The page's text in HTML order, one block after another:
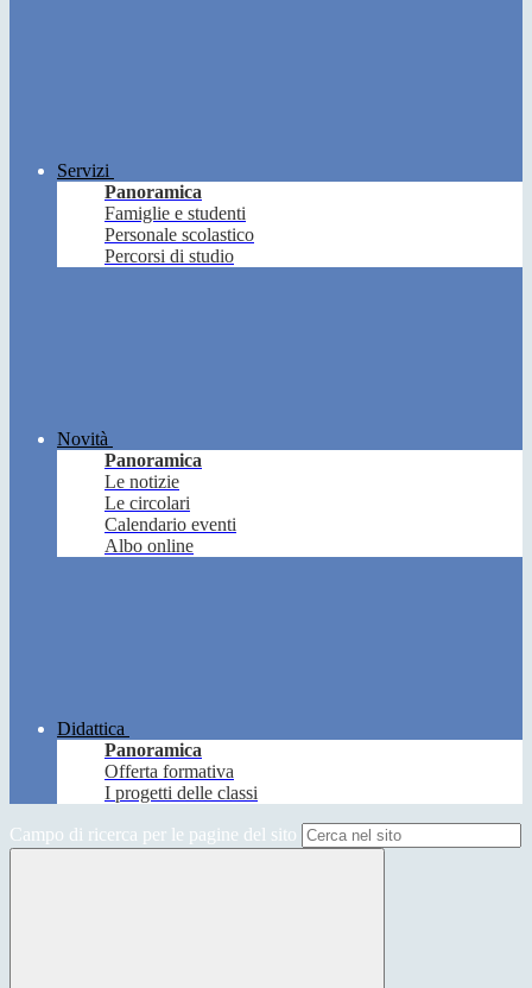
Servizi
Panoramica
Famiglie e studenti
Personale scolastico
Percorsi di studio
Novità
Panoramica
Le notizie
Le circolari
Calendario eventi
Albo online
Didattica
Panoramica
Offerta formativa
I progetti delle classi
Campo di ricerca per le pagine del sito